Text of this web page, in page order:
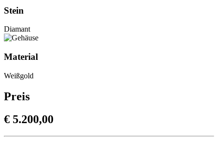
Stein
Diamant
Material
Weißgold
Preis
€ 5.200,00